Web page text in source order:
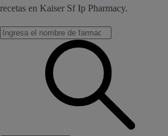
recetas en Kaiser Sf Ip Pharmacy.